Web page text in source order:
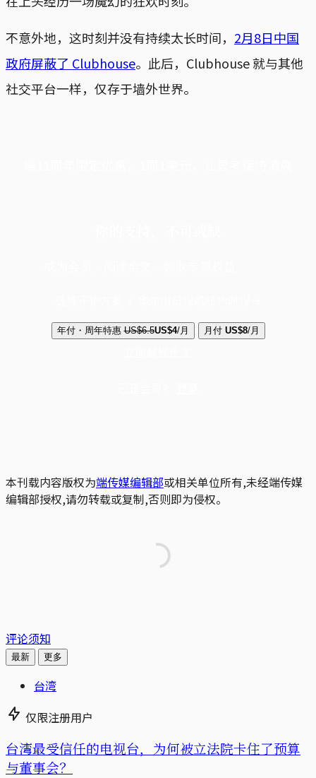
不意外地，这时刻并没有持续太长时间， 2月8日中国
政府屏蔽了 Clubhouse。此后，Clubhouse 就与其他
社交平台一样，仅存于墙外世界。
年付・周年特惠 US$6.5US$4/月 月付 US$8/月
本刊载内容版权为端传媒编辑部或相关单位所有,未经端传媒
编辑部授权,请勿转载或复制,否则即为侵权。
评论须知
最新 更多
台湾
仅限注册用户
台湾最受信任的电视台，为何被立法院卡住了预算
与董事会？